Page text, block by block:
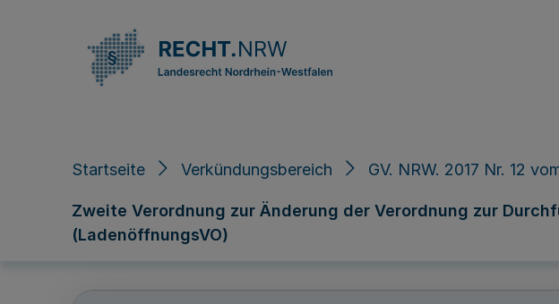
Startseite Verkündungsbereich GV. NRW. 2017 Nr. 12
Zweite Verordnung zur Änderung der Verordnung zur
(LadenöffnungsVO)